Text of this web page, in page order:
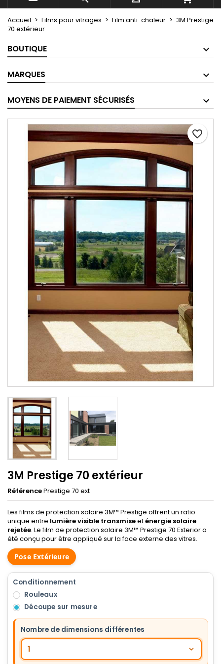
Accueil Films pour vitrages Film anti-chaleur
3M Prestige
70 extérieur
BOUTIQUE
MARQUES
MOYENS DE PAIEMENT SÉCURISÉS
3M Prestige 70 extérieur
RéférencePrestige 70 ext
Les films de protection solaire 3M™ Prestige offrent un ratio
unique entre lumière visible transmiseeténergie solaire
rejetée. Le film de protection solaire 3M™ Prestige 70 Exterior a
été conçu pour être appliqué sur la face externe des vitres.
Pose Extérieure
Conditionnement
Rouleaux
Découpe sur mesure
Nombre de dimensions différentes
favorite_border